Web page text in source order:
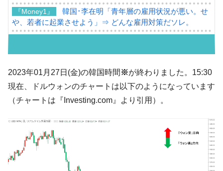
『Money1』
韓国･李在明「青年層の雇用状況が悪い。せ
や、若者に起業させよう」⇒ どんな雇用対策だソレ。
韓国「ここは北朝鮮なのか。選管がサーバ
ーにウソのデータを入力したのは明白だ」
言。
『Money1』
韓国は「中国と同じく」投資に不適格な国
『Money1』
『韓国銀行』が「金の保有量を増やしま
す」⇒「金を経由するドル入手」手段ではないのか？
2023年01月27日(金)の韓国時間 ※が終わりました。15:30
現在、ドルウォンのチャートは以下のようになっています
（チャートは『Investing.com』より引用）。